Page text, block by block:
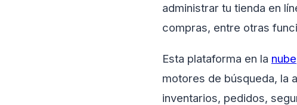
administrar tu tienda en
compras, entre otras
Esta plataforma en la nube
motores de búsqueda, la
inventarios, pedidos,